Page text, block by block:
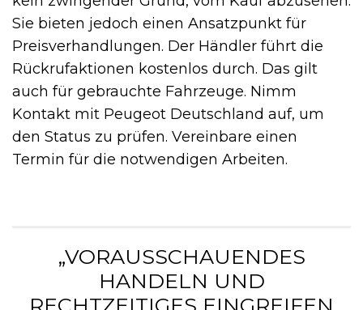
Sie bieten jedoch einen Ansatzpunkt für
Preisverhandlungen. Der Händler führt die
Rückrufaktionen kostenlos durch. Das gilt
auch für gebrauchte Fahrzeuge. Nimm
Kontakt mit Peugeot Deutschland auf, um
den Status zu prüfen. Vereinbare einen
Termin für die notwendigen Arbeiten.
„VORAUSSCHAUENDES
HANDELN UND